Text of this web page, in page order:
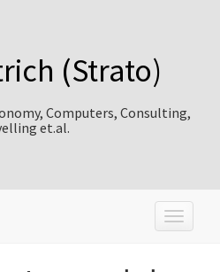
(Strato)
Computers, Consulting,
et.al.
T
o